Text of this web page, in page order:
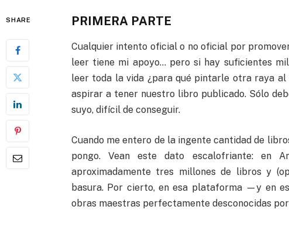
SHARE PRIMERA PARTE
Cualquier intento oficial o no oficial por
leer tiene mi apoyo… pero si hay suficientes
leer toda la vida ¿para qué pintarle otra raya
aspirar a tener nuestro libro publicado. Sólo
suyo, difícil de conseguir.
Cuando me entero de la ingente cantidad de
pongo. Vean este dato escalofriante: en
aproximadamente tres millones de libros y
basura. Por cierto, en esa plataforma —y en
obras maestras perfectamente desconocidas por